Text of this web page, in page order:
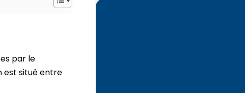
par le
est situé entre